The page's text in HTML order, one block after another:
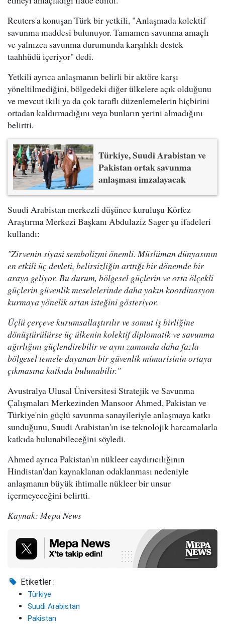
Reuters'a konuşan Türk bir yetkili, "Anlaşmada kolektif
savunma maddesi bulunuyor. Tamamen savunma amaçlı
ve yalnızca savunma durumunda karşılıklı destek
taahhüdü içeriyor" dedi.
Yetkili ayrıca anlaşmanın belirli bir aktöre karşı
yöneltilmediğini, bölgedeki diğer ülkelere açık olduğunu
ve mevcut ikili ya da çok taraflı düzenlemelerin hiçbirini
ortadan kaldırmadığını veya bunların yerini almadığını
belirtti.
Türkiye, Suudi Arabistan ve
Pakistan ortak savunma
anlaşması imzalayacak
Suudi Arabistan merkezli düşünce kuruluşu Körfez
Araştırma Merkezi Başkanı Abdulaziz Sager şu ifadeleri
kullandı:
"Zirvenin siyasi sembolizmi önemli. Müslüman dünyasının
en etkili üç devleti, belirsizliğin arttığı bir dönemde bir
araya geliyor. Bu durum, bölgesel güçlerin ve orta ölçekli
güçlerin güvenlik meselelerinde daha yakın koordinasyon
kurmaya yönelik artan isteğini gösteriyor.
Üçlü çerçeve kurumsallaştırılır ve somut iş birliğine
dönüştürülürse üç ülkenin kolektif diplomatik ve savunma
ağırlığını güçlendirebilir ve aynı zamanda daha fazla
bölgesel temele dayanan bir güvenlik mimarisinin ortaya
çıkmasına katkıda bulunabilir."
Avustralya Ulusal Üniversitesi Stratejik ve Savunma
Çalışmaları Merkezinden Mansoor Ahmed, Pakistan ve
Türkiye'nin güçlü savunma sanayileriyle anlaşmaya katkı
sunduğunu, Suudi Arabistan'ın ise teknolojik harcamalarla
katkıda bulunabileceğini söyledi.
Ahmed ayrıca Pakistan'ın nükleer caydırıcılığının
Hindistan'dan kaynaklanan odaklanması nedeniyle
anlaşmanın büyük ihtimalle nükleer bir unsur
içermeyeceğini belirtti.
Kaynak: Mepa News
Etiketler :
Türkiye
Suudi Arabistan
Pakistan